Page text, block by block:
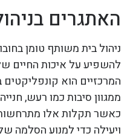
האתגרים
ניהול בית משותף טומן
להשפיע על איכות החיים
המרכזיים הוא קונפליקטים
ממגוון סיבות כמו רעש,
כאשר תקלות אלו
ויעילה כדי למנוע הסלמה